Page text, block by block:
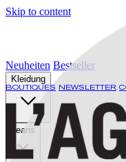
Skip to content
BOUTIQUES NEWSLETTER
Neuheiten Bestseller
Kleidung
Jeans